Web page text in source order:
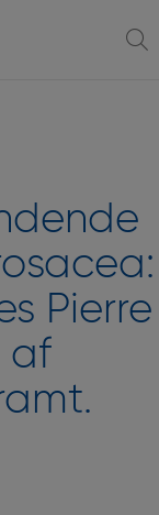
Pierre
af